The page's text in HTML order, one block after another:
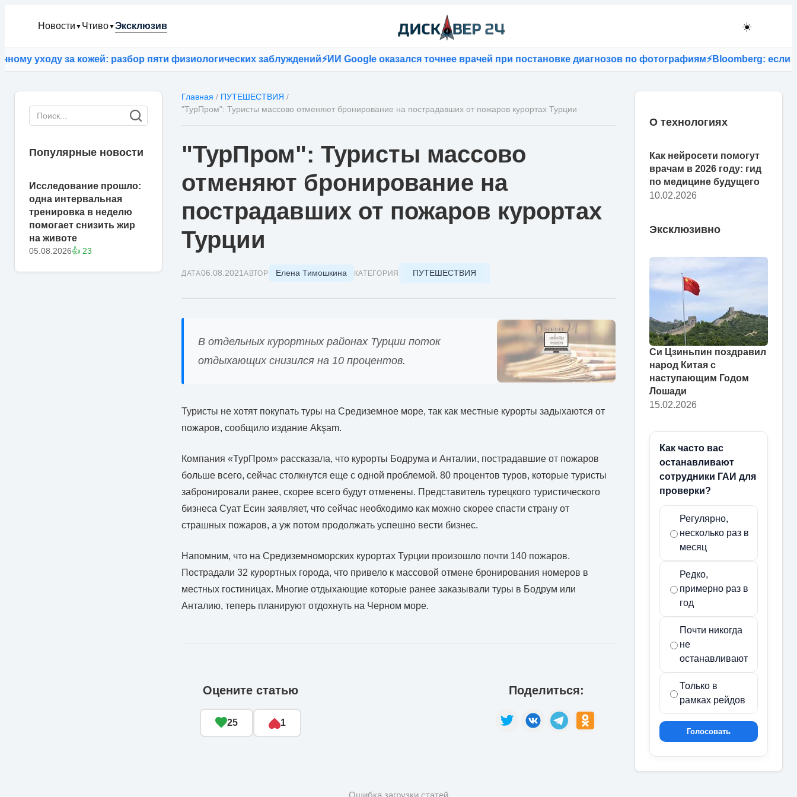
Новости ▼ Чтиво▼Эксклюзив ☀️
уходу за кожей: разбор пяти физиологических заблуждений⚡ИИ Google оказался точнее врачей при постановке диагнозов по фотографиям⚡Bloomberg: если в
Популярные новости
Исследование прошло:
одна интервальная
тренировка в неделю
помогает снизить жир
на животе
05.08.2026👍 23
Главная / ПУТЕШЕСТВИЯ /
"ТурПром": Туристы массово отменяют бронирование на пострадавших от пожаров курортах Турции
"ТурПром": Туристы массово
отменяют бронирование на
пострадавших от пожаров курортах
Турции
ДАТА06.08.2021 АВТОР Елена Тимошкина КАТЕГОРИЯ ПУТЕШЕСТВИЯ
В отдельных курортных районах Турции поток
отдыхающих снизился на 10 процентов.
Туристы не хотят покупать туры на Средиземное море, так как местные курорты задыхаются от
пожаров, сообщило издание Akşam.
Компания «ТурПром» рассказала, что курорты Бодрума и Анталии, пострадавшие от пожаров
больше всего, сейчас столкнутся еще с одной проблемой. 80 процентов туров, которые туристы
забронировали ранее, скорее всего будут отменены. Представитель турецкого туристического
бизнеса Суат Есин заявляет, что сейчас необходимо как можно скорее спасти страну от
страшных пожаров, а уж потом продолжать успешно вести бизнес.
Напомним, что на Средиземноморских курортах Турции произошло почти 140 пожаров.
Пострадали 32 курортных города, что привело к массовой отмене бронирования номеров в
местных гостиницах. Многие отдыхающие которые ранее заказывали туры в Бодрум или
Анталию, теперь планируют отдохнуть на Черном море.
Оцените статью
25 1
Поделиться:
Ошибка загрузки статей
О технологиях
Как нейросети помогут
врачам в 2026 году: гид
по медицине будущего
10.02.2026
Эксклюзивно
Си Цзиньпин поздравил
народ Китая с
наступающим Годом
Лошади
15.02.2026
Как часто вас
останавливают
сотрудники ГАИ для
проверки?
Регулярно,
несколько раз в
месяц
Редко,
примерно раз в
год
Почти никогда
не
останавливают
Только в
рамках рейдов
Голосовать